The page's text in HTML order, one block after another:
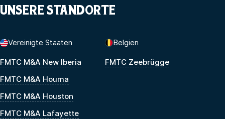
UNSERE STANDORTE
Vereinigte Staaten
FMTC M&A New Iberia
FMTC M&A Houma
FMTC M&A Houston
FMTC M&A Lafayette
Belgien
FMTC Zeebrügge